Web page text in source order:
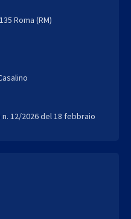
Roma (RM)
12/2026 del 18 febbraio